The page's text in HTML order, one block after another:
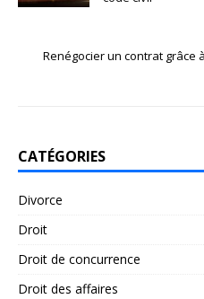
Renégocier un contrat grâce
CATÉGORIES
Divorce
Droit
Droit de concurrence
Droit des affaires